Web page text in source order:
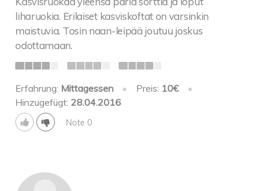
liharuokia. Erilaiset kasviskoftat on varsinkin
maistuvia. Tosin naan-leipää joutuu joskus
odottamaan.
Erfahrung: Mittagessen • Preis: 10€
•
Hinzugefügt: 28.04.2016
Note 0